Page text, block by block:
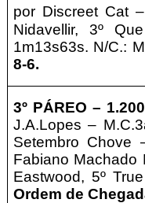
por Discreet Cat
Nidavellir, 3º
1m13s63s. N/C.:
8-6.
3º PÁREO – 1.2
J.A.Lopes –
Setembro Chove
Fabiano Machado
Eastwood, 5º
Ordem de